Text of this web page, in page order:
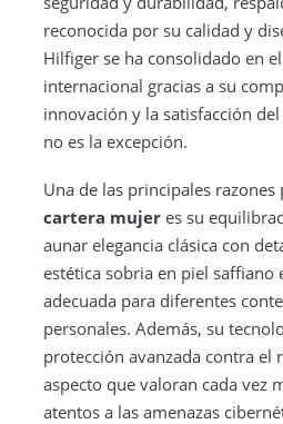
reconocida por su calidad y
Hilfiger se ha consolidado en
internacional gracias a su
innovación y la satisfacción
no es la excepción.
Una de las principales
cartera mujeres su
aunar elegancia clásica con
estética sobria en piel saffiano
adecuada para diferentes
personales. Además, su
protección avanzada contra el
aspecto que valoran cada vez
atentos a las amenazas